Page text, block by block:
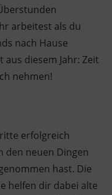
arbeitest als du
nach Hause
diesem Jahr: Zeit
nehmen!
erfolgreich
den neuen Dingen
hast. Die
helfen dir dabei alte